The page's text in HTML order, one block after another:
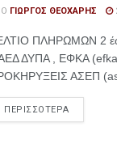
ΓΙΏΡΓΟΣ ΘΕΟΧΆΡΗΣ
ΠΛΗΡΩΜΩΝ 2
ΔΥΠΑ , ΕΦΚΑ
ΑΣΕΠ
ΠΕΡΙΣΣΟΤΕΡΑ